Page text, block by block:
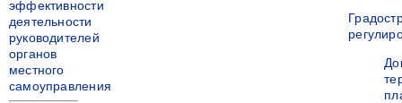
эффективности
деятельности
руководителей
органов
местного
самоуправления